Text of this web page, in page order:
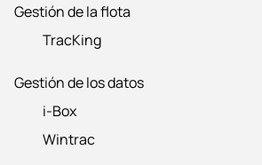
Gestión de la flota
TracKing
Gestión de los datos
i-Box
Wintrac